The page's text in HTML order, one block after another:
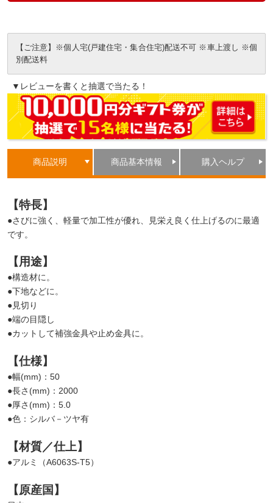
【ご注意】※個人宅(戸建住宅・集合住宅)配送不可 ※車上渡し ※個
別配送料
▼レビューを書くと抽選で当たる！
商品説明 商品基本情報 購入ヘルプ
【特長】
●さびに強く、軽量で加工性が優れ、見栄え良く仕上げるのに最適
です。
【用途】
●構造材に。
●下地などに。
●見切り
●端の目隠し
●カットして補強金具や止め金具に。
【仕様】
●幅(mm)：50
●長さ(mm)：2000
●厚さ(mm)：5.0
●色：シルバ－ツヤ有
【材質／仕上】
●アルミ（A6063S-T5）
【原産国】